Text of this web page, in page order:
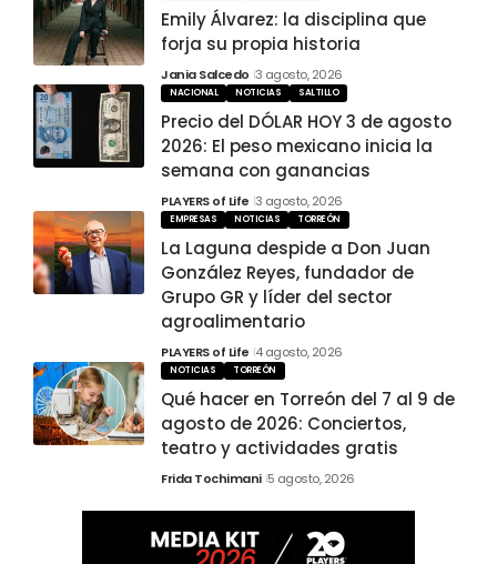
Emily Álvarez: la disciplina que
forja su propia historia
Jania Salcedo 3 agosto, 2026
NACIONAL NOTICIAS SALTILLO
Precio del DÓLAR HOY 3 de agosto
2026: El peso mexicano inicia la
semana con ganancias
PLAYERS of Life 3 agosto, 2026
EMPRESAS NOTICIAS TORREÓN
La Laguna despide a Don Juan
González Reyes, fundador de
Grupo GR y líder del sector
agroalimentario
PLAYERS of Life 4 agosto, 2026
NOTICIAS TORREÓN
Qué hacer en Torreón del 7 al 9 de
agosto de 2026: Conciertos,
teatro y actividades gratis
Frida Tochimani 5 agosto, 2026